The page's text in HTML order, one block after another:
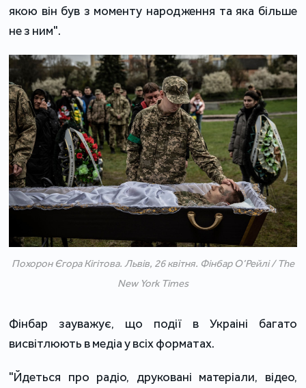
якою він був з моменту народження та яка більше
не з ним".
Похорон Єгора Кігітова. Львів, 26 квітня. Фінбар О’Рейлі / The
New York Times
Фінбар зауважує, що події в Украіні багато
висвітлюють в медіа у всіх форматах.
"Йдеться про радіо, друковані матеріали, відео,